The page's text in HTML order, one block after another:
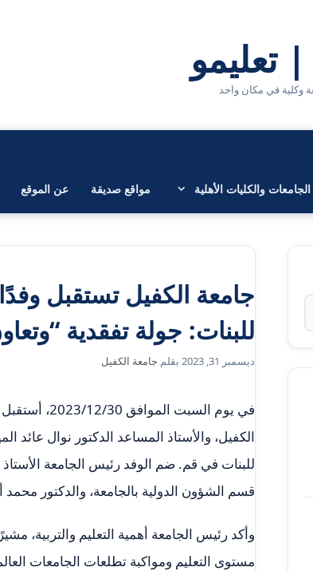
الجامعات والكليات الأهلية مواقع صديقة عن الموقع
جامعة الكفيل تستقبل
للبنات: جولة تفقدية
ديسمبر 31, 2023 بقلم جامعة الكفيل
في يوم
الكفيل، والأستاذ المساعد الدكتور نوال
للبنات في قم. ضم الوفد رئيس الجامعة الأستاذ
قسم الشؤون الدولية بالجامعة، والدكتور
وأكد رئيس الجامعة أهمية التعليم والتربية،
مستوى التعليم ومواكبة تطلعات الجامعات